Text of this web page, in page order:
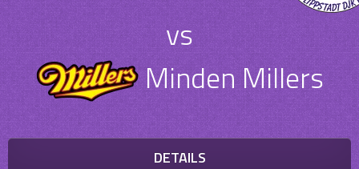
vs
Minden Millers
DETAILS